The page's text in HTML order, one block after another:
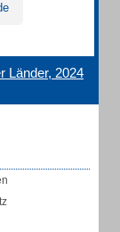
Länder, 2024